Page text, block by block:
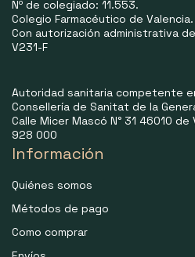
Nº de colegiado: 11.553.
Colegio Farmacéutico de Valencia.
Con autorización administrativa
V231-F
Autoridad sanitaria competente
Consellería de Sanitat de la
Calle Micer Mascó N° 31 46010
928 000
Información
Quiénes somos
Métodos de pago
Como comprar